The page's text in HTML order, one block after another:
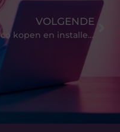
VOLGENDE
Airco kopen en installeren in Enschede: wat je moet weten